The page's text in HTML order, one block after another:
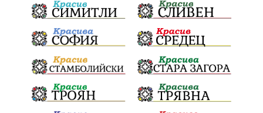
плодове разследване дете страх
семинар бедствия Сопот Мирен протест
съединение активни граждане
активни граждане Честване Апостол